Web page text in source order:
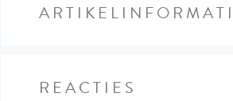
REACTIES